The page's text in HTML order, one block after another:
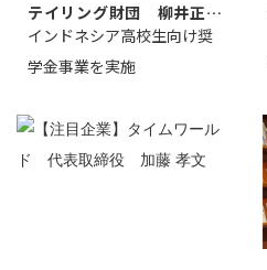
テイリング財団 柳井正
理事長
インドネシア高校生向け奨
学金事業を実施